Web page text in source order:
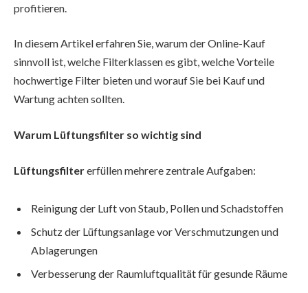
profitieren.
In diesem Artikel erfahren Sie, warum der Online-Kauf
sinnvoll ist, welche Filterklassen es gibt, welche Vorteile
hochwertige Filter bieten und worauf Sie bei Kauf und
Wartung achten sollten.
Warum Lüftungsfilter so wichtig sind
Lüftungsfiltererfüllen mehrere zentrale Aufgaben:
Reinigung der Luft von Staub, Pollen und Schadstoffen
Schutz der Lüftungsanlage vor Verschmutzungen und
Ablagerungen
Verbesserung der Raumluftqualität für gesunde Räume